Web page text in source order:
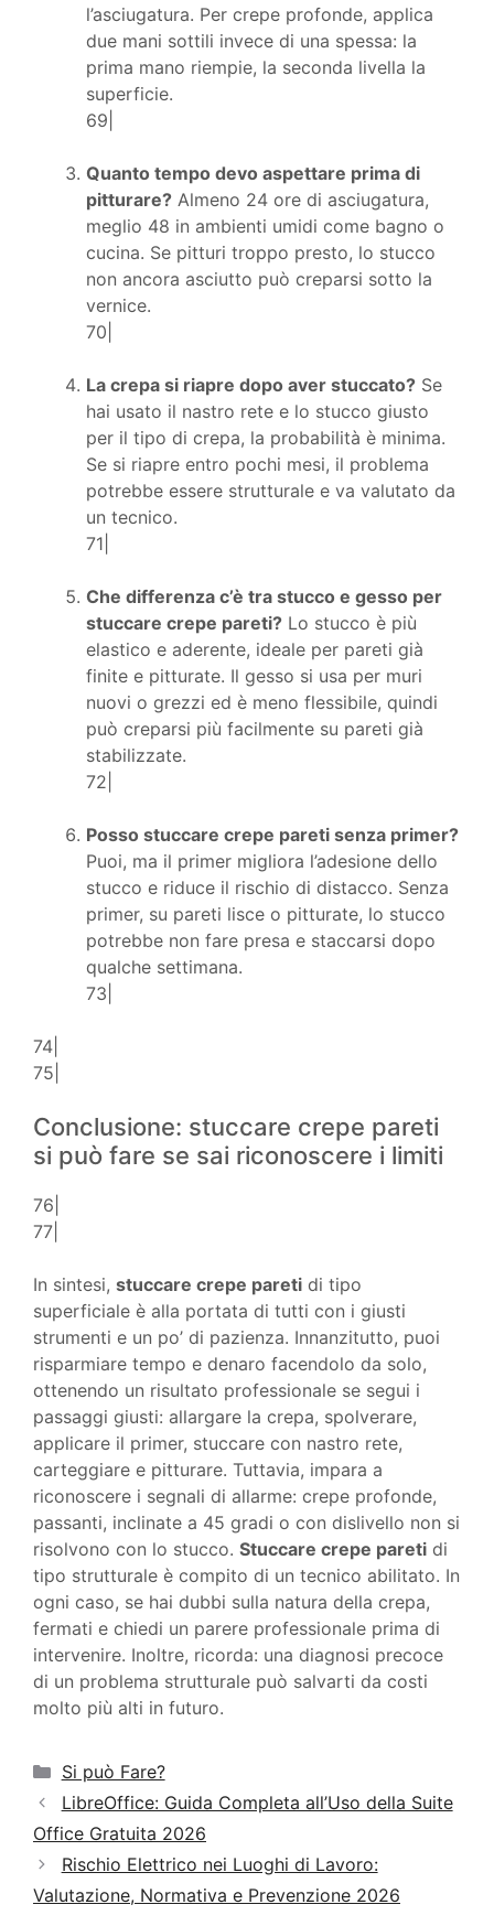
l’asciugatura. Per crepe profonde, applica
due mani sottili invece di una spessa: la
prima mano riempie, la seconda livella la
superficie.
69|
Quanto tempo devo aspettare prima di
pitturare? Almeno 24 ore di asciugatura,
meglio 48 in ambienti umidi come bagno o
cucina. Se pitturi troppo presto, lo stucco
non ancora asciutto può creparsi sotto la
vernice.
70|
La crepa si riapre dopo aver stuccato? Se
hai usato il nastro rete e lo stucco giusto
per il tipo di crepa, la probabilità è minima.
Se si riapre entro pochi mesi, il problema
potrebbe essere strutturale e va valutato da
un tecnico.
71|
Che differenza c’è tra stucco e gesso per
stuccare crepe pareti? Lo stucco è più
elastico e aderente, ideale per pareti già
finite e pitturate. Il gesso si usa per muri
nuovi o grezzi ed è meno flessibile, quindi
può creparsi più facilmente su pareti già
stabilizzate.
72|
Posso stuccare crepe pareti senza primer?
Puoi, ma il primer migliora l’adesione dello
stucco e riduce il rischio di distacco. Senza
primer, su pareti lisce o pitturate, lo stucco
potrebbe non fare presa e staccarsi dopo
qualche settimana.
73|
74|
75|
Conclusione: stuccare crepe pareti
si può fare se sai riconoscere i limiti
76|
77|
In sintesi, stuccare crepe pareti di tipo
superficiale è alla portata di tutti con i giusti
strumenti e un po’ di pazienza. Innanzitutto, puoi
risparmiare tempo e denaro facendolo da solo,
ottenendo un risultato professionale se segui i
passaggi giusti: allargare la crepa, spolverare,
applicare il primer, stuccare con nastro rete,
carteggiare e pitturare. Tuttavia, impara a
riconoscere i segnali di allarme: crepe profonde,
passanti, inclinate a 45 gradi o con dislivello non si
risolvono con lo stucco. Stuccare crepe pareti di
tipo strutturale è compito di un tecnico abilitato. In
ogni caso, se hai dubbi sulla natura della crepa,
fermati e chiedi un parere professionale prima di
intervenire. Inoltre, ricorda: una diagnosi precoce
di un problema strutturale può salvarti da costi
molto più alti in futuro.
Categorie
Si può Fare?
LibreOffice: Guida Completa all’Uso della Suite
Office Gratuita 2026
Rischio Elettrico nei Luoghi di Lavoro:
Valutazione, Normativa e Prevenzione 2026